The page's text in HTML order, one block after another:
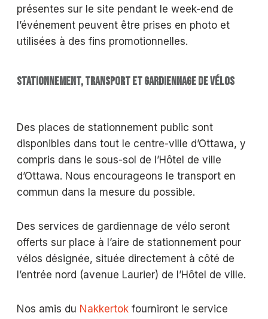
présentes sur le site pendant le week-end de
l’événement peuvent être prises en photo et
utilisées à des fins promotionnelles.
STATIONNEMENT, TRANSPORT ET GARDIENNAGE DE VÉLOS
Des places de stationnement public sont
disponibles dans tout le centre-ville d’Ottawa, y
compris dans le sous-sol de l’Hôtel de ville
d’Ottawa. Nous encourageons le transport en
commun dans la mesure du possible.
Des services de gardiennage de vélo seront
offerts sur place à l’aire de stationnement pour
vélos désignée, située directement à côté de
l’entrée nord (avenue Laurier) de l’Hôtel de ville.
Nos amis du Nakkertokfourniront le service